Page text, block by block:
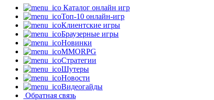
Каталог онлайн игр
Топ-10 онлайн-игр
Клиентские игры
Браузерные игры
Новинки
MMORPG
Стратегии
Шутеры
Новости
Видеогайды
Обратная связь